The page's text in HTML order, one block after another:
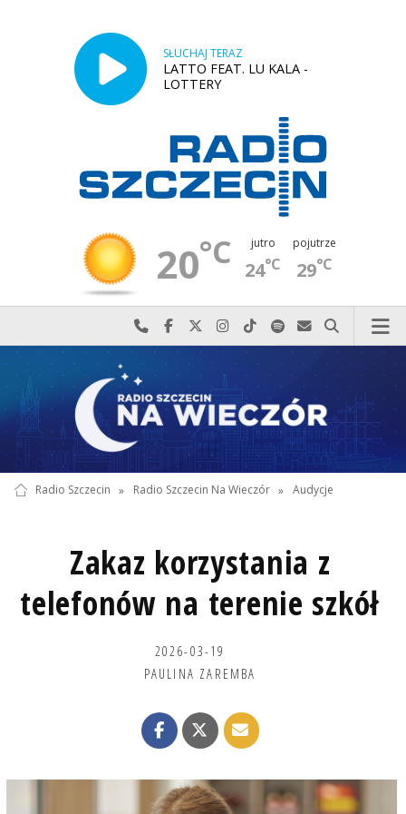
SŁUCHAJ TERAZ
LATTO FEAT. LU KALA -
LOTTERY
20°C jutro
24°C
pojutrze
29°C
Najlepiej po prostu do nas zadzwoń
Odwiedź nas na Facebook-u
Odwiedź nas na X
Odwiedź nas na Instagram-ie
Odwiedź nas na TikTok-u
Szukaj nas na Spotify
Wyślij do nas
Szukaj
Radio Szczecin » Radio Szczecin Na Wieczór » Audycje
Zakaz korzystania z
telefonów na terenie szkół
2026-03-19
PAULINA ZAREMBA